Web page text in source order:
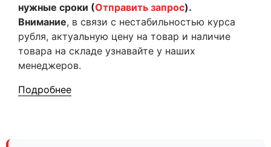
нужные сроки (Отправить запрос).
Внимание, в связи с нестабильностью курса
рубля, актуальную цену на товар и наличие
товара на складе узнавайте у наших
менеджеров.
Подробнее